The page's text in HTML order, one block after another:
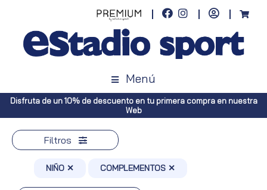
Menú
Envíos gratuitos a toda España (Canarias, pedidos
Península, pedidos superiores a 100€)
Filtros
NIÑO ✕ COMPLEMENTOS ✕